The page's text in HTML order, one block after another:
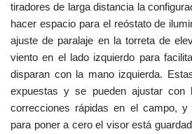
tiradores de larga distancia la
hacer espacio para el reóstato de
ajuste de paralaje en la torreta de
viento en el lado izquierdo para
disparan con la mano izquierda.
expuestas y se pueden ajustar con
correcciones rápidas en el campo, y
para poner a cero el visor está